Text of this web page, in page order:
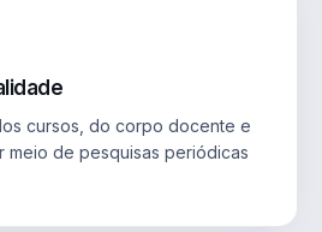
cursos, do corpo docente e
meio de pesquisas periódicas